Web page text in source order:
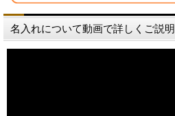
名入れについて動画で詳しくご説明